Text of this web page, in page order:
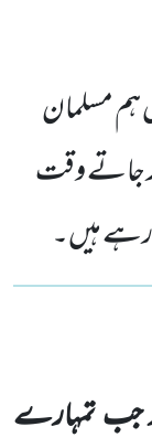
ہم مسلمان
جاتے وقت
رہے ہیں۔
جب تمہارے